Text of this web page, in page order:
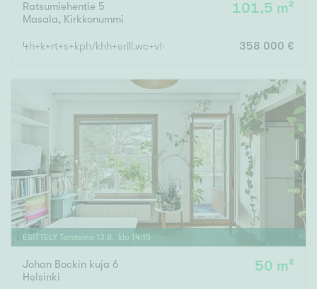
Ratsumiehentie 5
Masala, Kirkkonummi
101,5 m²
4h+k+rt+s+kph/khh+erill.wc+vh+et+ tk 358 000 €
ESITTELY Torstaina 13.8. klo 14:15
Johan Bockin kuja 6
Helsinki
50 m²